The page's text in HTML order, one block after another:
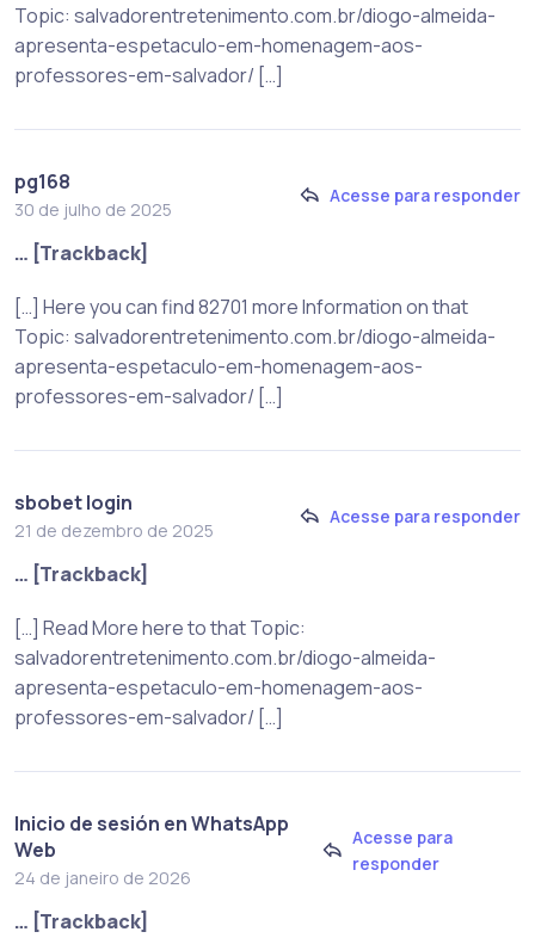
Topic: salvadorentretenimento.com.br/diogo-almeida-
apresenta-espetaculo-em-homenagem-aos-
professores-em-salvador/ […]
pg168
30 de julho de 2025
Acesse para responder
… [Trackback]
[…] Here you can find 82701 more Information on that
Topic: salvadorentretenimento.com.br/diogo-almeida-
apresenta-espetaculo-em-homenagem-aos-
professores-em-salvador/ […]
sbobet login
21 de dezembro de 2025
Acesse para responder
… [Trackback]
[…] Read More here to that Topic:
salvadorentretenimento.com.br/diogo-almeida-
apresenta-espetaculo-em-homenagem-aos-
professores-em-salvador/ […]
Inicio de sesión en WhatsApp
Web
24 de janeiro de 2026
Acesse para
responder
… [Trackback]